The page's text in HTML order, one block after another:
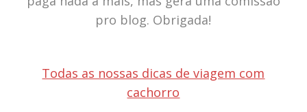
pro blog. Obrigada!
Todas as nossas dicas de viagem com
cachorro